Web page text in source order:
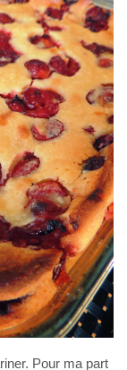
Pour ma part